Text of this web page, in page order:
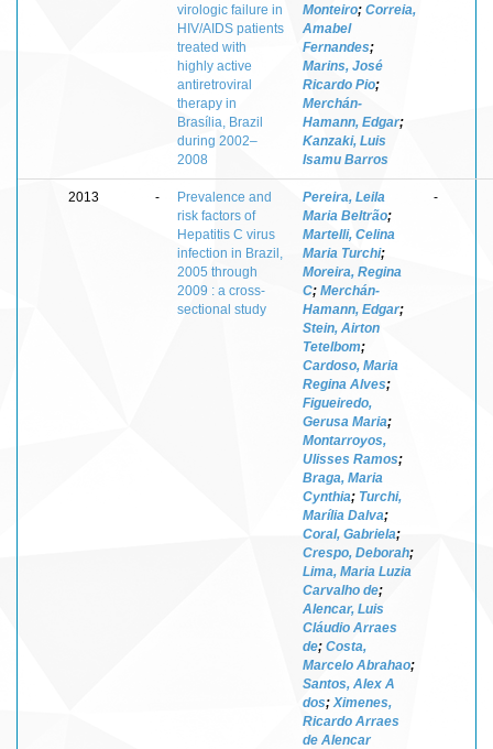
virologic failure in
HIV/AIDS patients
treated with
highly active
antiretroviral
therapy in
Brasília, Brazil
during 2002–
2008
Monteiro; Correia,
Amabel
Fernandes;
Marins, José
Ricardo Pio;
Merchán-
Hamann, Edgar;
Kanzaki, Luis
Isamu Barros
2013 -
Prevalence and
risk factors of
Hepatitis C virus
infection in Brazil,
2005 through
2009 : a cross-
sectional study
Pereira, Leila
Maria Beltrão;
Martelli, Celina
Maria Turchi;
Moreira, Regina
C; Merchán-
Hamann, Edgar;
Stein, Airton
Tetelbom;
Cardoso, Maria
Regina Alves;
Figueiredo,
Gerusa Maria;
Montarroyos,
Ulisses Ramos;
Braga, Maria
Cynthia; Turchi,
Marília Dalva;
Coral, Gabriela;
Crespo, Deborah;
Lima, Maria Luzia
Carvalho de;
Alencar, Luis
Cláudio Arraes
de; Costa,
Marcelo Abrahao;
Santos, Alex A
dos; Ximenes,
Ricardo Arraes
de Alencar
-